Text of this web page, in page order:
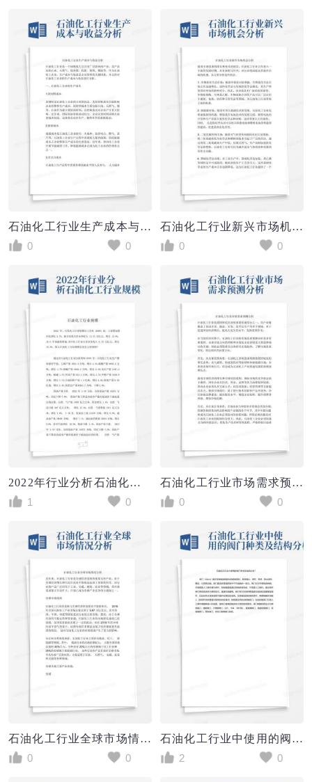
石油化工行业生产成本与收益分析
0
0
石油化工行业新兴市场机会分析
0
0
2022年行业分析石油化工行业规模
1
0
石油化工行业市场需求预测分析
0
0
石油化工行业全球市场情况分析
0
0
石油化工行业中使用的阀门种类及结构分析!
2
0